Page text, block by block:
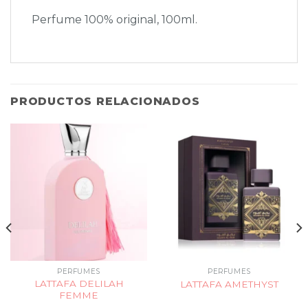
Perfume 100% original, 100ml.
PRODUCTOS RELACIONADOS
PERFUMES
LATTAFA DELILAH
FEMME
PERFUMES
LATTAFA AMETHYST